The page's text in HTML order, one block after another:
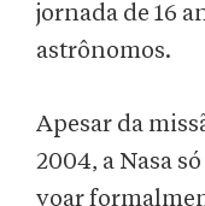
jornada de 16
astrônomos.
Apesar da
2004, a Nasa
voar